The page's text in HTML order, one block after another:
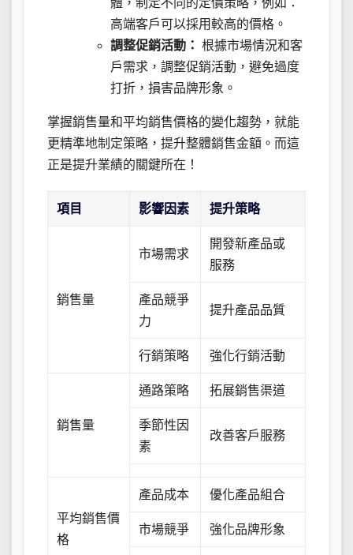
體，制定不同的定價策略，例如：
高端客戶可以採用較高的價格。
調整促銷活動： 根據市場情況和客
戶需求，調整促銷活動，避免過度
打折，損害品牌形象。
掌握銷售量和平均銷售價格的變化趨勢，就能
更精準地制定策略，提升整體銷售金額。而這
正是提升業績的關鍵所在！
項目 影響因素 提升策略
銷售量
市場需求
開發新產品或
服務
產品競爭
力
提升產品品質
行銷策略 強化行銷活動
銷售量
通路策略 拓展銷售渠道
季節性因
素
改善客戶服務
平均銷售價
格
產品成本 優化產品組合
市場競爭 強化品牌形象